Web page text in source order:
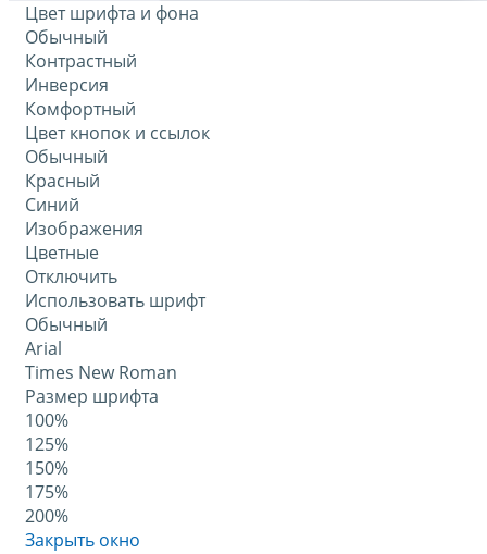
Цвет шрифта и фона
Обычный
Контрастный
Инверсия
Комфортный
Цвет кнопок и ссылок
Обычный
Красный
Синий
Изображения
Цветные
Отключить
Использовать шрифт
Обычный
Arial
Times New Roman
Размер шрифта
100%
125%
150%
175%
200%
Закрыть окно